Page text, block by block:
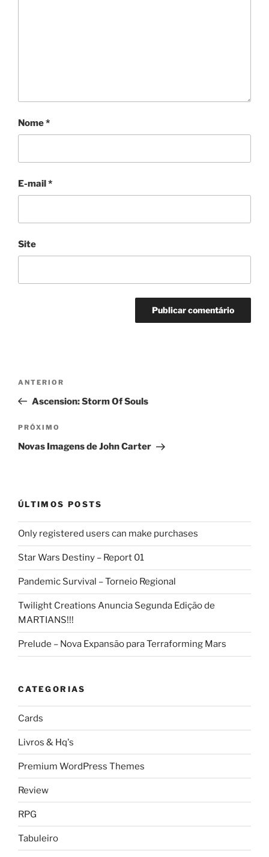
Nome*
E-mail*
Site
Post
Post
anterior
ANTERIOR
Ascension: Storm Of Souls
Próximo
post
PRÓXIMO
Novas Imagens de John Carter
ÚLTIMOS POSTS
Only registered users can make purchases
Star Wars Destiny – Report 01
Pandemic Survival – Torneio Regional
Twilight Creations Anuncia Segunda Edição de
MARTIANS!!!
Prelude – Nova Expansão para Terraforming Mars
CATEGORIAS
Cards
Livros & Hq's
Premium WordPress Themes
Review
RPG
Tabuleiro